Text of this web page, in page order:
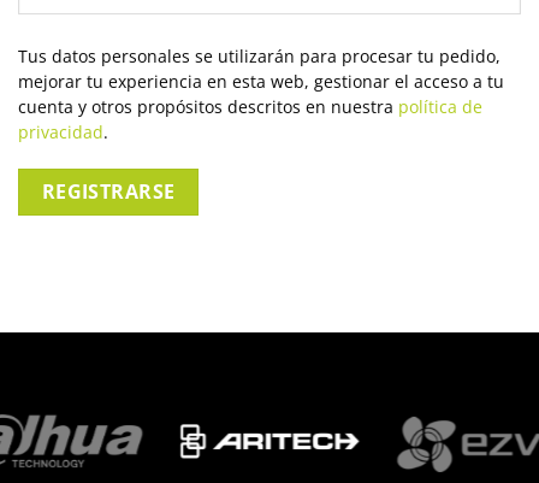
Tus datos personales se utilizarán para procesar tu pedido,
mejorar tu experiencia en esta web, gestionar el acceso a tu
cuenta y otros propósitos descritos en nuestra política de
privacidad.
REGISTRARSE